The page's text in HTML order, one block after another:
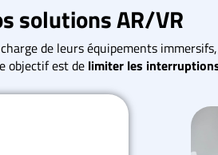
solutions AR/VR
de leurs équipements
objectif est de limiter les